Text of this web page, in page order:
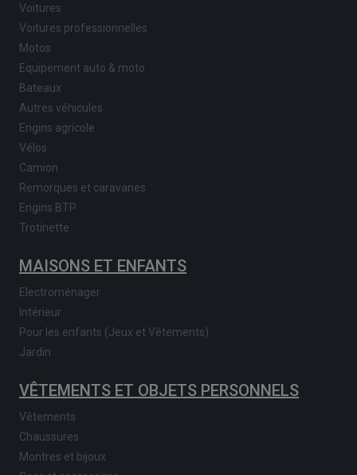
Voitures
Voitures professionnelles
Motos
Equipement auto & moto
Bateaux
Autres véhicules
Engins agricole
Vélos
Camion
Remorques et caravanes
Engins BTP
Trotinette
MAISONS ET ENFANTS
Electroménager
Intérieur
Pour les enfants (Jeux et Vêtements)
Jardin
VÊTEMENTS ET OBJETS PERSONNELS
Vêtements
Chaussures
Montres et bijoux